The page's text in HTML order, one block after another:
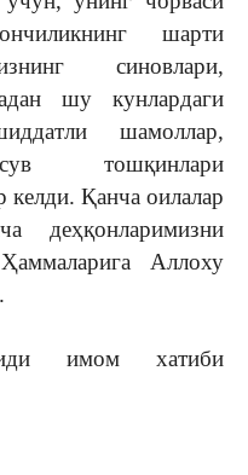
шарти
синовлари,
шу кунлардаги
шамоллар,
тошқинлари
келди. Қанча оилалар
деҳқонларимизни
Аллоху
имом хатиби